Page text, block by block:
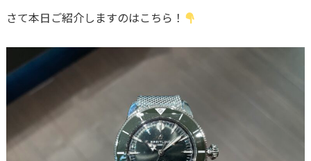
さて本日ご紹介しますのはこちら！